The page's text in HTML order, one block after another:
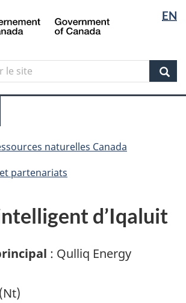
Aller
au
principal
Skip
to
government"
Passer
à
version
simplifiée
langue
EN
Canada
naturelles Canada
partenariats
d’Iqaluit
: Qulliq Energy